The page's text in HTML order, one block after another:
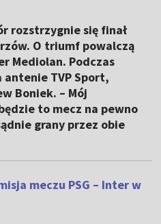
rozstrzygnie się finał
O triumf powalczą
Mediolan. Podczas
TVP Sport,
Boniek. – Mój
to mecz na pewno
grany przez obie
meczu PSG – Inter w